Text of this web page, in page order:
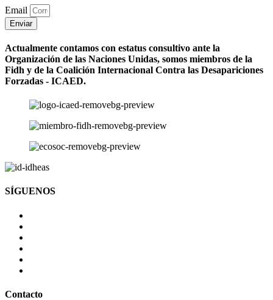
Email
Enviar
Actualmente contamos con estatus consultivo ante la
Organización de las Naciones Unidas, somos miembros de la
Fidh y de la Coalición Internacional Contra las Desapariciones
Forzadas - ICAED.
SÍGUENOS
Contacto